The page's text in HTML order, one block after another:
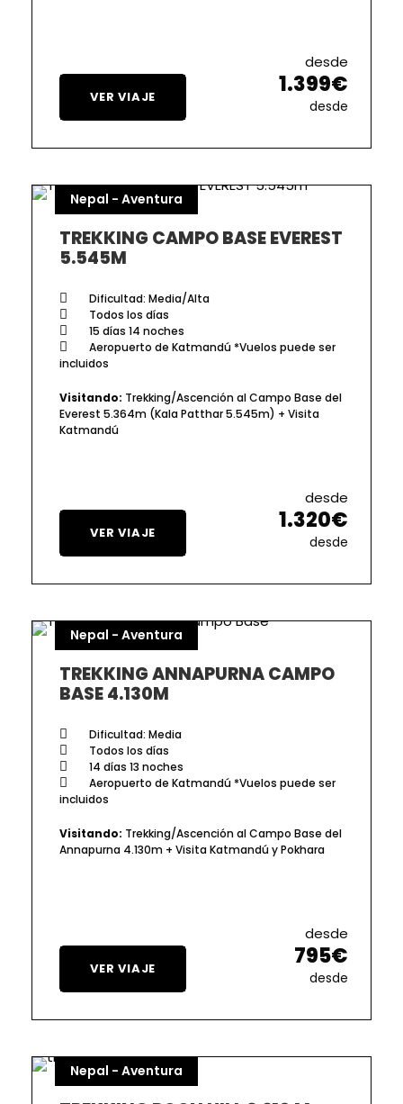
VER VIAJE
desde
1.399€
desde
Nepal - Aventura
TREKKING CAMPO BASE EVEREST
5.545M
VER VIAJE
desde
1.320€
desde
Dificultad: Media/Alta
Todos los días
15 días 14 noches
Aeropuerto de Katmandú *Vuelos puede ser
incluidos
Visitando: Trekking/Ascención al Campo Base del
Everest 5.364m (Kala Patthar 5.545m) + Visita
Katmandú
Nepal - Aventura
TREKKING ANNAPURNA CAMPO
BASE 4.130M
VER VIAJE
desde
795€
desde
Dificultad: Media
Todos los días
14 días 13 noches
Aeropuerto de Katmandú *Vuelos puede ser
incluidos
Visitando: Trekking/Ascención al Campo Base del
Annapurna 4.130m + Visita Katmandú y Pokhara
Nepal - Aventura